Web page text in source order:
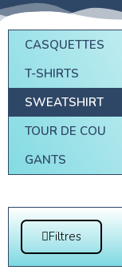
CASQUETTES
T-SHIRTS
SWEATSHIRT
TOUR DE COU
GANTS
Filtres